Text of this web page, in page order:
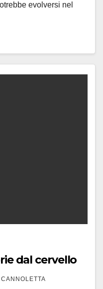
evolversi nel
dal cervello